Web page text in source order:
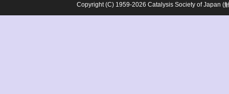
Copyright (C) 1959-2026 Catalysis Society of Japan (